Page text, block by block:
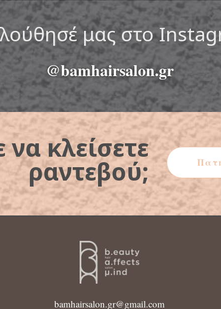
μας στο
@bamhairsalon.gr
να κλείσετε
ραντεβού;
bamhairsalon.gr@gmail.com